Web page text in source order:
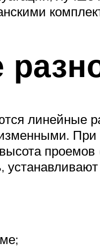
линейные
При